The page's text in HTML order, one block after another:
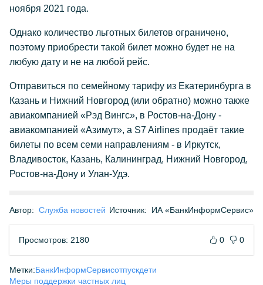
ноября 2021 года.
Однако количество льготных билетов ограничено,
поэтому приобрести такой билет можно будет не на
любую дату и не на любой рейс.
Отправиться по семейному тарифу из Екатеринбурга в
Казань и Нижний Новгород (или обратно) можно также
авиакомпанией «Рэд Вингс», в Ростов-на-Дону -
авиакомпанией «Азимут», а S7 Airlines продаёт такие
билеты по всем семи направлениям - в Иркутск,
Владивосток, Казань, Калининград, Нижний Новгород,
Ростов-на-Дону и Улан-Удэ.
Автор: Служба новостей Источник: ИА «БанкИнформСервис»
Просмотров: 2180 0 0
Метки:БанкИнформСервисотпускдети
Меры поддержки частных лиц